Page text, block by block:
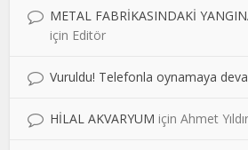
METAL FABRİKASINDAKİ
için Editör
Vuruldu! Telefonla oynamaya
HİLAL AKVARYUM içinAhmet